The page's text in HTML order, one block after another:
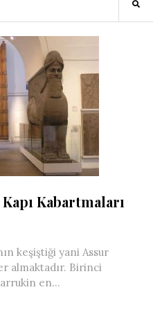
Kabartmaları
keşiştiği yani Assur
almaktadır. Birinci
en...